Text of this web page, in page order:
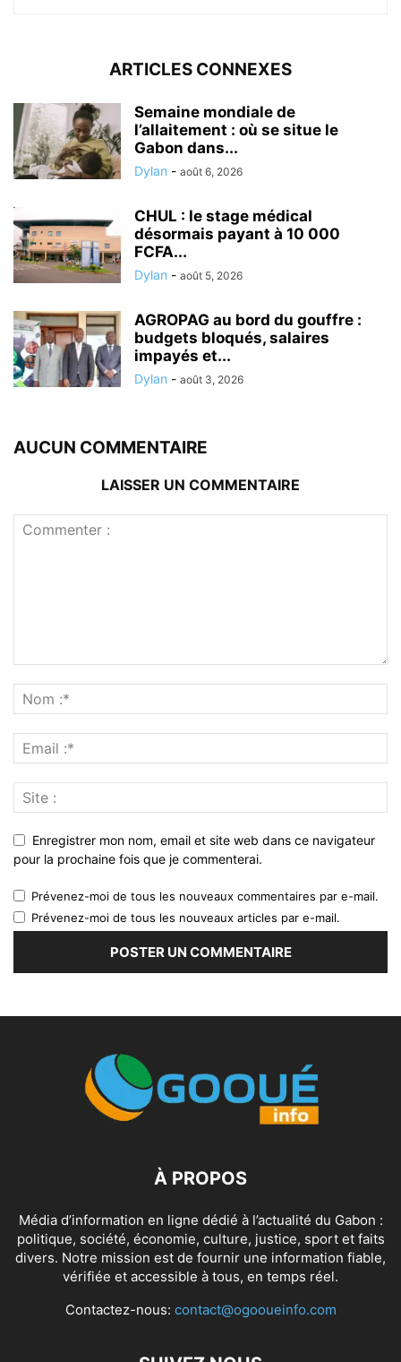
ARTICLES CONNEXES
Semaine mondiale de
l’allaitement : où se situe le
Gabon dans...
Dylan - août 6, 2026
CHUL : le stage médical
désormais payant à 10 000
FCFA...
Dylan - août 5, 2026
AGROPAG au bord du gouffre :
budgets bloqués, salaires
impayés et...
Dylan - août 3, 2026
AUCUN COMMENTAIRE
LAISSER UN COMMENTAIRE
Enregistrer mon nom, email et site web dans ce navigateur
pour la prochaine fois que je commenterai.
Prévenez-moi de tous les nouveaux commentaires par e-mail.
Prévenez-moi de tous les nouveaux articles par e-mail.
À PROPOS
Média d’information en ligne dédié à l’actualité du Gabon :
politique, société, économie, culture, justice, sport et faits
divers. Notre mission est de fournir une information fiable,
vérifiée et accessible à tous, en temps réel.
Contactez-nous: contact@ogooueinfo.com